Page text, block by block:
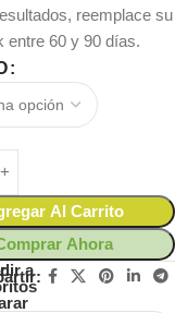
reemplace su
entre 60 y 90 días.
Al Carrito
Ahora
a